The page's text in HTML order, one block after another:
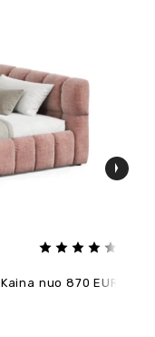
Kaina nuo 870 EUR